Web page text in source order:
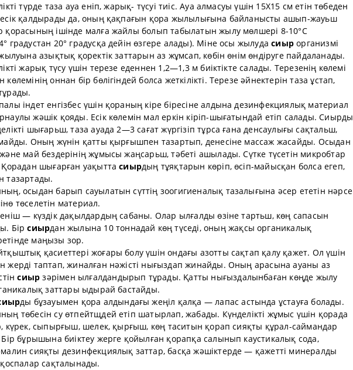
түрде таза ауа еніп, жарық- түсуі тиіс. Ауа алмасуы үшін 15X15 см етін төбеден
қалдырады да, оның қақпағын қора жылылығына байланысты ашып-жауьш
қорасының ішінде малға жайлы болып табылатын жылу мөлшері 8-10°С
градустан 20° градусқа дейін өзгере алады). Міне осы жылудасиыр организмі
азықтық қоректік заттарын аз жұмсап, көбін өнім өндіруге пайдаланады.
жарық түсу үшін терезе еденнен 1,2—1,3 м биіктікте салады. Терезенің көлемі
оннан бір бөлігіндей болса жеткілікті. Терезе әйнектерін таза ұстап,
індет енгізбес үшін қораның кіре біресіне алдына дезинфекциялық материал
жәшік қояды. Есік көлемін мал еркін кіріп-шығатындай етіп салады. Сиырды
шығарьш, таза ауада 2—3 сағат жүргізіп тұрса ғана денсаулығы сақтальш,
Оның жүнін қатты қырғышпен тазартып, денесіне массаж жасайды. Осыдан
май бездерінің жұмысы жаңсарьш, тәбеті ашылады. Сүтке түсетін микробтар
Қорадан шығарған уақыттасиырдың тұяқтарын көріп, өсіп-майысқан болса егеп,
тазартады.
осыдан барып сауылатын сүттің зоогигиеналық тазалығына әсер ететін нәрсе
төселетін материал.
— күздік дақылдардың сабаны. Олар ылғалды өзіне тартьш, көң сапасын
Бірсиырдан жылына 10 тоннадай көң түседі, оның жақсы органикалық
маңызы зор.
қасиеттері жоғары болу үшін ондағы азотты сақтап қалу қажет. Ол үшін
жерді таптап, жиналған нәжісті нығыздап жинайды. Оның арасына ауаны аз
сиыр зәрімен ылғалдандырып тұрады. Қатты нығыздалынбаған көңде жылу
заттары ыдырай бастайды.
ды бұзауымен қора алдындағы жеңіл қалқа — лапас астында ұстауға болады.
төбесін су өтпейтщдей етіп шатырлап, жабады. Күнделікті жұмыс үшін қорада
күрек, сыпырғыш, шелек, қырғыш, көң таситын қорап сияқты құрал-саймандар
бұрышына биіктеу жерге қойылған қорапқа салынып каустикалық сода,
сияқты дезинфекциялық заттар, басқа жәшіктерде — қажетті минералды
сақталынады.